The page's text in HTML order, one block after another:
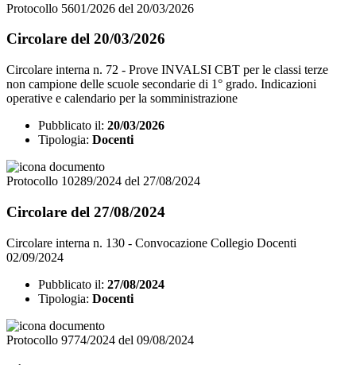
Protocollo 5601/2026 del 20/03/2026
Circolare del 20/03/2026
Circolare interna n. 72 - Prove INVALSI CBT per le classi terze
non campione delle scuole secondarie di 1° grado. Indicazioni
operative e calendario per la somministrazione
Pubblicato il: 20/03/2026
Tipologia: Docenti
Protocollo 10289/2024 del 27/08/2024
Circolare del 27/08/2024
Circolare interna n. 130 - Convocazione Collegio Docenti
02/09/2024
Pubblicato il: 27/08/2024
Tipologia: Docenti
Protocollo 9774/2024 del 09/08/2024